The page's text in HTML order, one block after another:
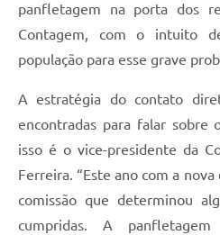
panfletagem na porta dos
Contagem, com o intuito
população para esse grave
A estratégia do contato
encontradas para falar sobre
isso é o vice-presidente da
Ferreira. “Este ano com a
comissão que determinou
cumpridas. A